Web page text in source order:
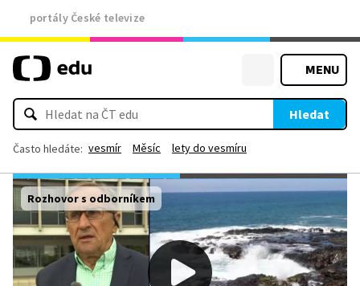
portály České televize
MENU
Hledat
Často hledáte: vesmír Měsíc lety do vesmíru
Rozhovor s odborníkem